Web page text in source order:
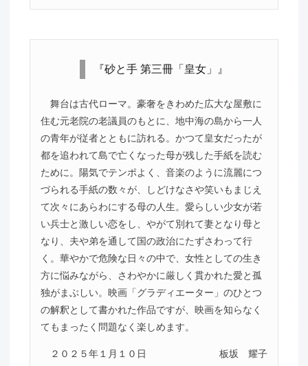
『砂と手 第三冊「皇女」』
舞台は古代ローマ。豪奢をきわめた広大な屋敷に
住む元老院の老議員のもとに、地中海の島から一人
の青年が従者とともに訪れる。かつて皇女だったが
都を追われて島で亡くなった母が残した手紙を読む
ために。陽気でテンポよく、音楽のように流麗につ
づられる手紙の数々が、しどけなさや笑いもまじえ
て次々にあらわにする母の人生。愛らしい少女が若
い兵士と激しい恋をし、やがて別れて妻となり母と
なり、夫や弟を通して国の政治にたずさわって行
く。華やかで危険な日々の中で、女性としての生き
方に悩みながら、さわやかに厳しく貫かれた愛と孤
独がまぶしい。映画「グラディエーター」のひとつ
の解釈として書かれた作品ですが、映画を知らなく
てもまったく問題なく楽しめます。
２０２５年１月１０日 板坂 耀子